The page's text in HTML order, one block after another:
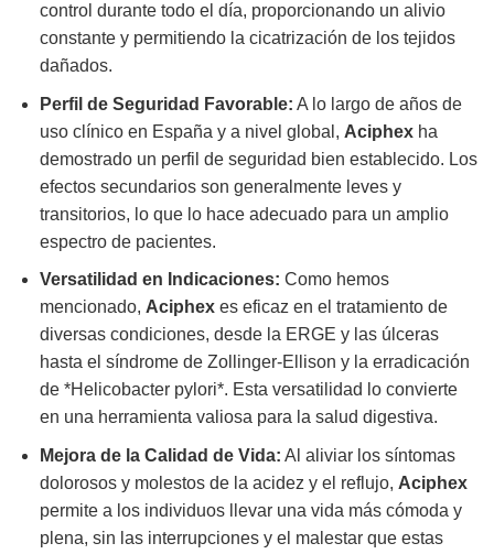
control durante todo el día, proporcionando un alivio
constante y permitiendo la cicatrización de los tejidos
dañados.
Perfil de Seguridad Favorable: A lo largo de años de
uso clínico en España y a nivel global, Aciphexha
demostrado un perfil de seguridad bien establecido. Los
efectos secundarios son generalmente leves y
transitorios, lo que lo hace adecuado para un amplio
espectro de pacientes.
Versatilidad en Indicaciones: Como hemos
mencionado, Aciphexes eficaz en el tratamiento de
diversas condiciones, desde la ERGE y las úlceras
hasta el síndrome de Zollinger-Ellison y la erradicación
de *Helicobacter pylori*. Esta versatilidad lo convierte
en una herramienta valiosa para la salud digestiva.
Mejora de la Calidad de Vida: Al aliviar los síntomas
dolorosos y molestos de la acidez y el reflujo, Aciphex
permite a los individuos llevar una vida más cómoda y
plena, sin las interrupciones y el malestar que estas